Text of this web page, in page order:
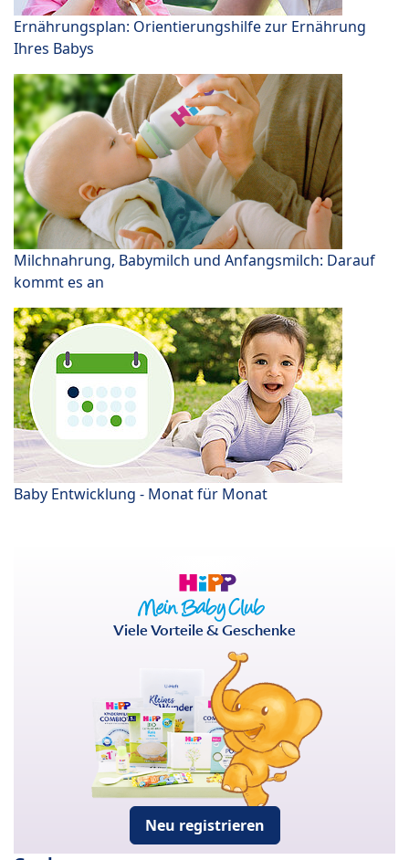
Ernährungsplan: Orientierungshilfe zur Ernährung
Ihres Babys
Milchnahrung, Babymilch und Anfangsmilch: Darauf
kommt es an
Baby Entwicklung - Monat für Monat
Viele Vorteile & Geschenke
Neu registrieren